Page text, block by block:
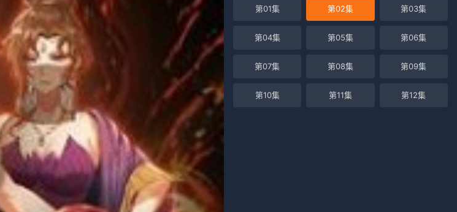
第01集 第02集 第03集
第04集 第05集 第06集
第07集 第08集 第09集
第10集 第11集 第12集